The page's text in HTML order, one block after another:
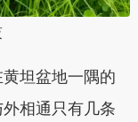
坦盆地一隅的
相通只有几条